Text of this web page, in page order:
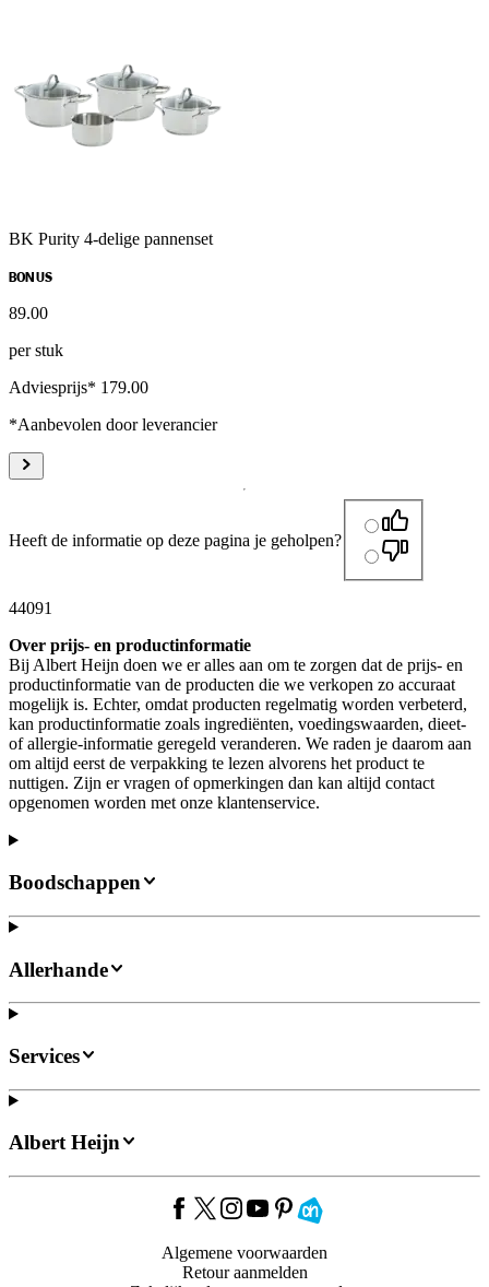
BK Purity 4-delige pannenset
BONUS
89.00
per stuk
Adviesprijs* 179.00
*Aanbevolen door leverancier
Heeft de informatie op deze pagina je geholpen?
44091
Over prijs- en productinformatie
Bij Albert Heijn doen we er alles aan om te zorgen dat de prijs- en
productinformatie van de producten die we verkopen zo accuraat
mogelijk is. Echter, omdat producten regelmatig worden verbeterd,
kan productinformatie zoals ingrediënten, voedingswaarden, dieet-
of allergie-informatie geregeld veranderen. We raden je daarom aan
om altijd eerst de verpakking te lezen alvorens het product te
nuttigen. Zijn er vragen of opmerkingen dan kan altijd contact
opgenomen worden met onze klantenservice.
Boodschappen
Allerhande
Services
Albert Heijn
Algemene voorwaarden
Retour aanmelden